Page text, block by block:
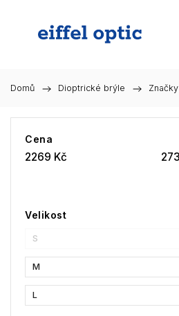
Domů / Dioptrické brýle / Značky
Cena
2269 Kč
Velikost
S
M
L